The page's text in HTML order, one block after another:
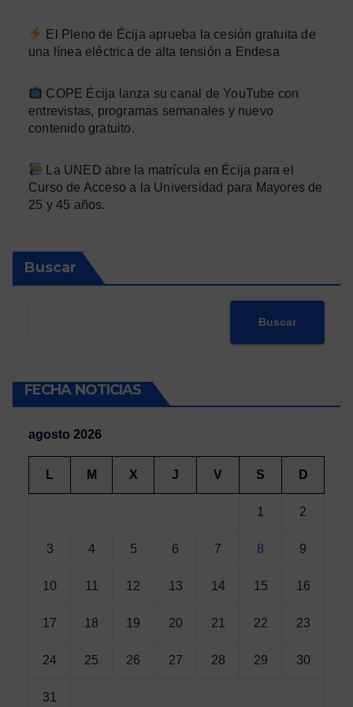
El Pleno de Écija aprueba la cesión gratuita de
una línea eléctrica de alta tensión a Endesa
COPE Écija lanza su canal de YouTube con
entrevistas, programas semanales y nuevo
contenido gratuito.
La UNED abre la matrícula en Écija para el
Curso de Acceso a la Universidad para Mayores de
25 y 45 años.
Buscar
Buscar
FECHA NOTICIAS
agosto 2026
L M X J V S D
1 2
3 4 5 6 7 8 9
10 11 12 13 14 15 16
17 18 19 20 21 22 23
24 25 26 27 28 29 30
31